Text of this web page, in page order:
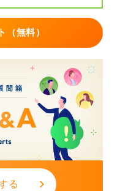
きさと目標達成に向
入ったとしても抽象
としては「目標達成
そうか？」を見てい
てくださいね。
（無料）
る